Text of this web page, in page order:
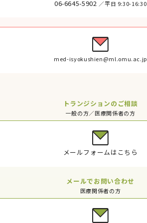
06-6645-5902 ／平日 9:30-16:30
med-isyokushien@ml.omu.ac.jp
トランジションのご相談
一般の方／医療関係者の方
メールフォームはこちら
メールでお問い合わせ
医療関係者の方